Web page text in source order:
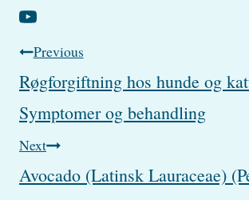
Post
navigation
Previous
Røgforgiftning hos hunde og
Symptomer og behandling
Next
Avocado (Latinsk Lauraceae)